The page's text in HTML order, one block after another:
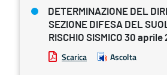
DETERMINAZIONE DEL
SEZIONE DIFESA DEL
RISCHIO SISMICO 30 aprile
Scarica Ascolta